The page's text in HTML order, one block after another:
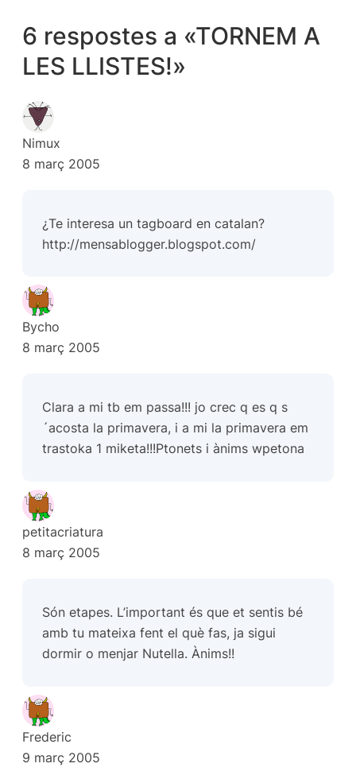
6 respostes a «TORNEM A
LES LLISTES!»
Nimux
8 març 2005
¿Te interesa un tagboard en catalan?
http://mensablogger.blogspot.com/
Bycho
8 març 2005
Clara a mi tb em passa!!! jo crec q es q s
´acosta la primavera, i a mi la primavera em
trastoka 1 miketa!!!Ptonets i ànims wpetona
petitacriatura
8 març 2005
Són etapes. L’important és que et sentis bé
amb tu mateixa fent el què fas, ja sigui
dormir o menjar Nutella. Ànims!!
Frederic
9 març 2005